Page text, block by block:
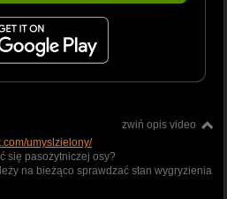
zwiń opis video
umyslzielony/
się pasożytniczej osy?
na bieżąco sprawdzać stan wygryzienia